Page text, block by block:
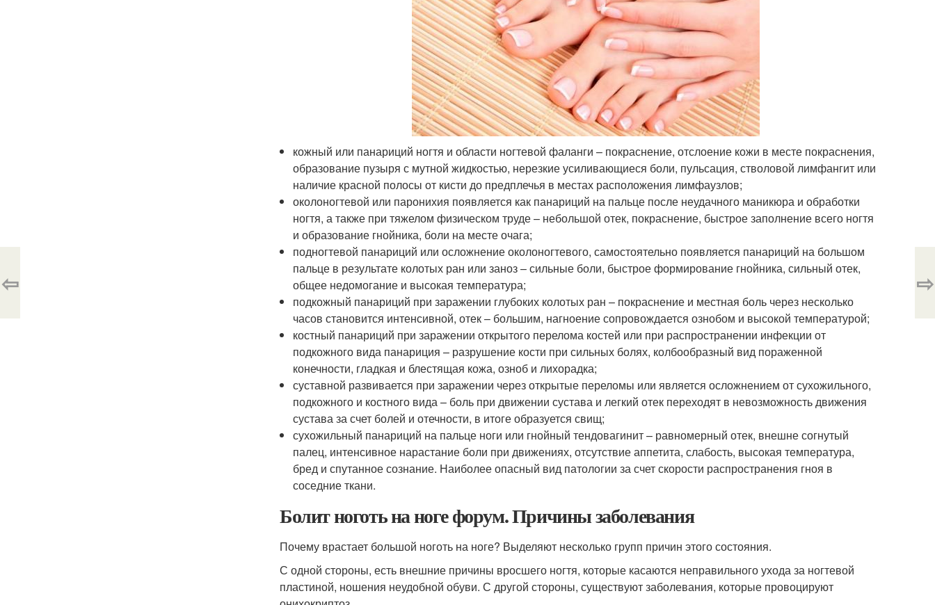
кожный или панариций ногтя и области ногтевой фаланги – покраснение, отслоение кожи в месте покраснения,
образование пузыря с мутной жидкостью, нерезкие усиливающиеся боли, пульсация, стволовой лимфангит или
наличие красной полосы от кисти до предплечья в местах расположения лимфаузлов;
околоногтевой или паронихия появляется как панариций на пальце после неудачного маникюра и обработки
ногтя, а также при тяжелом физическом труде – небольшой отек, покраснение, быстрое заполнение всего ногтя
и образование гнойника, боли на месте очага;
подногтевой панариций или осложнение околоногтевого, самостоятельно появляется панариций на большом
пальце в результате колотых ран или заноз – сильные боли, быстрое формирование гнойника, сильный отек,
общее недомогание и высокая температура;
подкожный панариций при заражении глубоких колотых ран – покраснение и местная боль через несколько
часов становится интенсивной, отек – большим, нагноение сопровождается ознобом и высокой температурой;
костный панариций при заражении открытого перелома костей или при распространении инфекции от
подкожного вида панариция – разрушение кости при сильных болях, колбообразный вид пораженной
конечности, гладкая и блестящая кожа, озноб и лихорадка;
суставной развивается при заражении через открытые переломы или является осложнением от сухожильного,
подкожного и костного вида – боль при движении сустава и легкий отек переходят в невозможность движения
сустава за счет болей и отечности, в итоге образуется свищ;
сухожильный панариций на пальце ноги или гнойный тендовагинит – равномерный отек, внешне согнутый
палец, интенсивное нарастание боли при движениях, отсутствие аппетита, слабость, высокая температура,
бред и спутанное сознание. Наиболее опасный вид патологии за счет скорости распространения гноя в
соседние ткани.
Болит ноготь на ноге форум. Причины заболевания
Почему врастает большой ноготь на ноге? Выделяют несколько групп причин этого состояния.
С одной стороны, есть внешние причины вросшего ногтя, которые касаются неправильного ухода за ногтевой
пластиной, ношения неудобной обуви. С другой стороны, существуют заболевания, которые провоцируют
⇦ ⇨